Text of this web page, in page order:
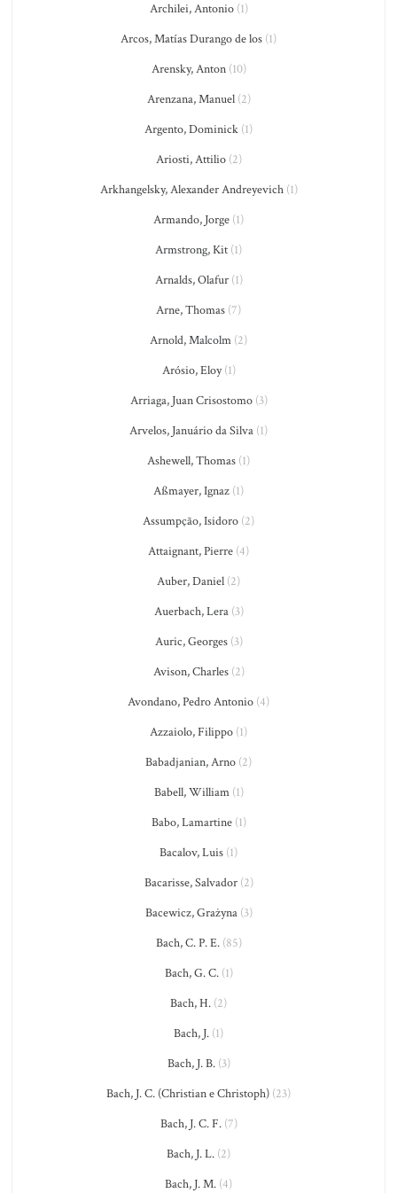
Archilei, Antonio(1)
Arcos, Matías Durango de los (1)
Arensky, Anton(10)
Arenzana, Manuel(2)
Argento, Dominick (1)
Ariosti, Attilio(2)
Arkhangelsky, Alexander Andreyevich(1)
Armando, Jorge (1)
Armstrong, Kit (1)
Arnalds, Olafur(1)
Arne, Thomas (7)
Arnold, Malcolm (2)
Arósio, Eloy(1)
Arriaga, Juan Crisostomo(3)
Arvelos, Januário da Silva (1)
Ashewell, Thomas (1)
Aßmayer, Ignaz (1)
Assumpção, Isidoro (2)
Attaignant, Pierre (4)
Auber, Daniel (2)
Auerbach, Lera(3)
Auric, Georges(3)
Avison, Charles(2)
Avondano, Pedro Antonio (4)
Azzaiolo, Filippo (1)
Babadjanian, Arno (2)
Babell, William(1)
Babo, Lamartine(1)
Bacalov, Luis (1)
Bacarisse, Salvador(2)
Bacewicz, Grażyna(3)
Bach, C. P. E.(85)
Bach, G. C.(1)
Bach, H. (2)
Bach, J. (1)
Bach, J. B.(3)
Bach, J. C. (Christian e Christoph) (23)
Bach, J. C. F.(7)
Bach, J. L. (2)
Bach, J. M. (4)